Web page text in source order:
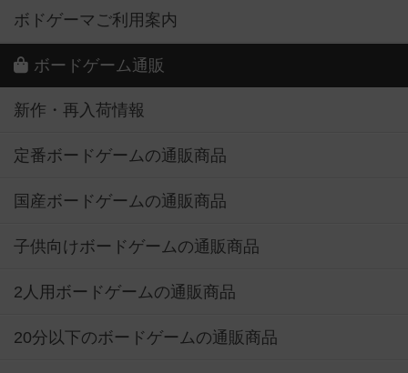
ボドゲーマご利用案内
ボードゲーム通販
新作・再入荷情報
定番ボードゲームの通販商品
国産ボードゲームの通販商品
子供向けボードゲームの通販商品
2人用ボードゲームの通販商品
20分以下のボードゲームの通販商品